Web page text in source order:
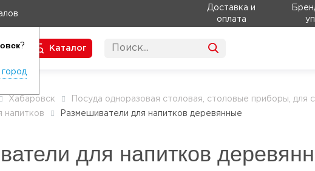
?
Доставка и
оплата
Каталог
Хабаровск Посуда одноразовая столовая, столовые приборы, для
напитков
Размешиватели для напитков деревянные
для напитков